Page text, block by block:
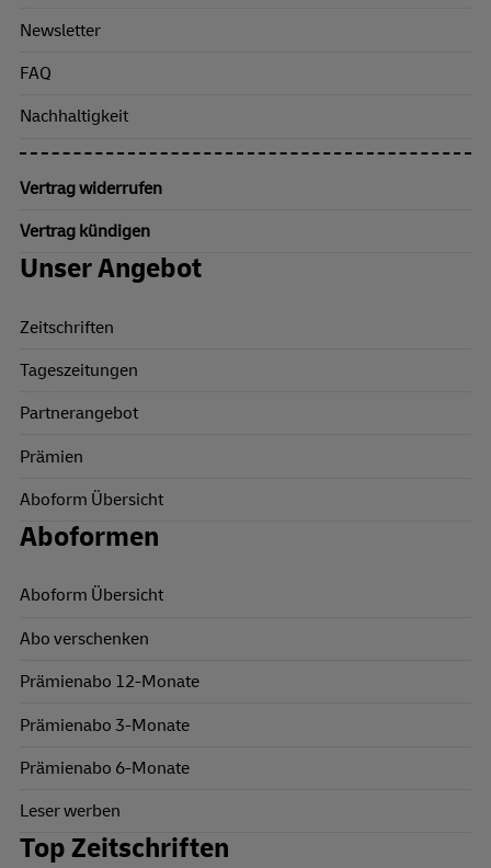
Newsletter
FAQ
Nachhaltigkeit
Vertrag widerrufen
Vertrag kündigen
Unser Angebot
Zeitschriften
Tageszeitungen
Partnerangebot
Prämien
Aboform Übersicht
Aboformen
Aboform Übersicht
Abo verschenken
Prämienabo 12-Monate
Prämienabo 3-Monate
Prämienabo 6-Monate
Leser werben
Top Zeitschriften